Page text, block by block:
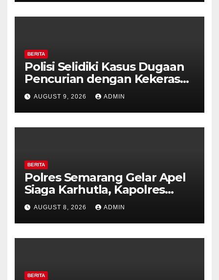
BERITA
Polisi Selidiki Kasus Dugaan
Pencurian dengan Kekerasan
di Counter HP Royal Phone
Ambarawa.
AUGUST 9, 2026 ADMIN
BERITA
Polres Semarang Gelar Apel
Siaga Karhutla, Kapolres
Tekankan Sinergi dan
Kesiapsiagaan Hadapi Musim
Kemarau.
AUGUST 8, 2026 ADMIN
BERITA